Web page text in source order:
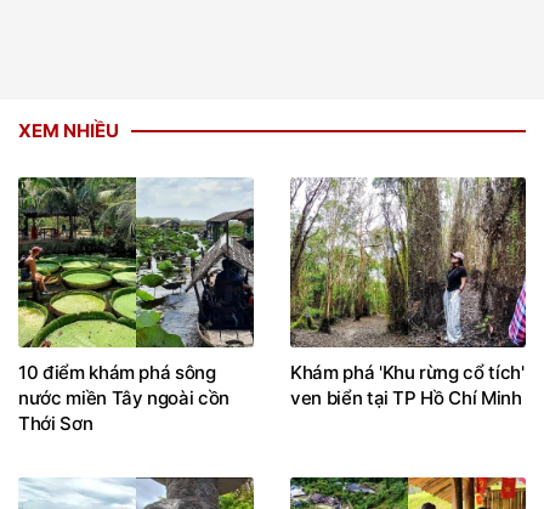
XEM NHIỀU
10 điểm khám phá sông
nước miền Tây ngoài cồn
Thới Sơn
Khám phá 'Khu rừng cổ tích'
ven biển tại TP Hồ Chí Minh